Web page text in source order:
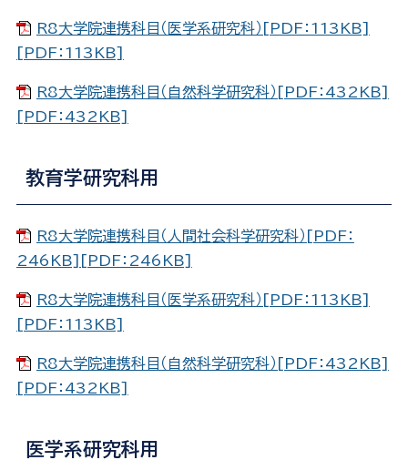
R8大学院連携科目（医学系研究科）[PDF：113KB]
[PDF：113KB]
R8大学院連携科目（自然科学研究科）[PDF：432KB]
[PDF：432KB]
教育学研究科用
R8大学院連携科目（人間社会科学研究科）[PDF：
246KB][PDF：246KB]
R8大学院連携科目（医学系研究科）[PDF：113KB]
[PDF：113KB]
R8大学院連携科目（自然科学研究科）[PDF：432KB]
[PDF：432KB]
医学系研究科用